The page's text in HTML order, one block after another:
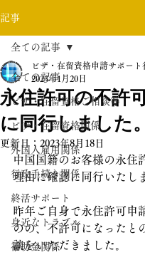
記事
全ての記事
ビザ・在留資格ご相談等
ビザ・在留資格関係
外国人雇用関係
行政手続き関係
終活サポート
身近なトラブル
補助金関係
全ての記事
永住許可の不許
に同行しました。
ビザ・在留資格申請サポート
2023年1月20日
更新日： 2023年8月18日
中国国籍のお客様の永住
理由に確認に同行いたし
昨年ご自身で永住許可申
のの、不許可になったと
談をいただきました。